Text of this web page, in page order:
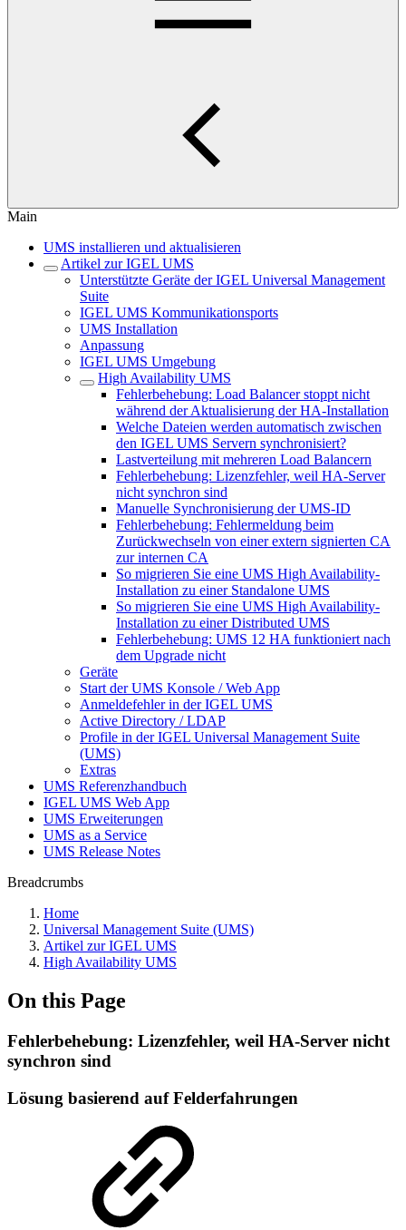
Main
UMS installieren und aktualisieren
Artikel zur IGEL UMS
Unterstützte Geräte der IGEL Universal Management
Suite
IGEL UMS Kommunikationsports
UMS Installation
Anpassung
IGEL UMS Umgebung
High Availability UMS
Fehlerbehebung: Load Balancer stoppt nicht
während der Aktualisierung der HA-Installation
Welche Dateien werden automatisch zwischen
den IGEL UMS Servern synchronisiert?
Lastverteilung mit mehreren Load Balancern
Fehlerbehebung: Lizenzfehler, weil HA-Server
nicht synchron sind
Manuelle Synchronisierung der UMS-ID
Fehlerbehebung: Fehlermeldung beim
Zurückwechseln von einer extern signierten CA
zur internen CA
So migrieren Sie eine UMS High Availability-
Installation zu einer Standalone UMS
So migrieren Sie eine UMS High Availability-
Installation zu einer Distributed UMS
Fehlerbehebung: UMS 12 HA funktioniert nach
dem Upgrade nicht
Geräte
Start der UMS Konsole / Web App
Anmeldefehler in der IGEL UMS
Active Directory / LDAP
Profile in der IGEL Universal Management Suite
(UMS)
Extras
UMS Referenzhandbuch
IGEL UMS Web App
UMS Erweiterungen
UMS as a Service
UMS Release Notes
Breadcrumbs
Home
Universal Management Suite (UMS)
Artikel zur IGEL UMS
High Availability UMS
On this Page
Fehlerbehebung: Lizenzfehler, weil HA-Server nicht
synchron sind
Lösung basierend auf Felderfahrungen